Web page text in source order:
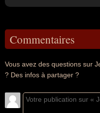
Commentaires
Vous avez des questions sur
? Des infos à partager ?